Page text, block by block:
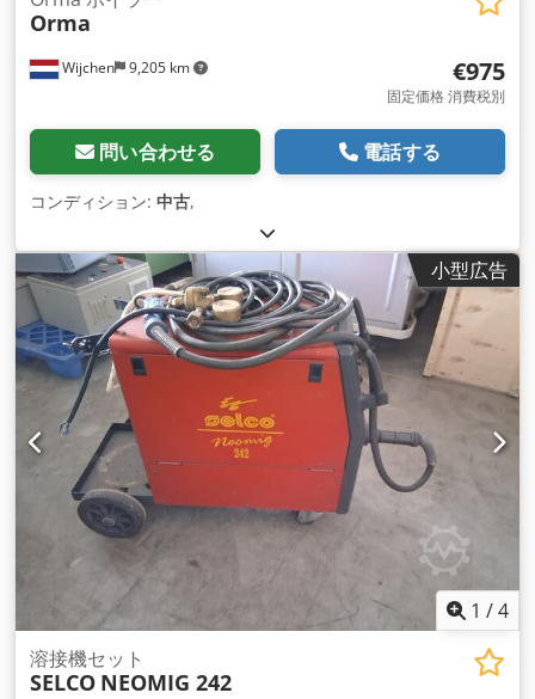
Wijchen 9,205 km
Orma
€975
固定価格 消費税別
問い合わせる 電話する
コンディション: 中古,
小型広告
1 /4
溶接機セット
SELCO NEOMIG 242